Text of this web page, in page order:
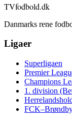
TVfodbold.dk
Danmarks rene
Ligaer
Superligaen
Premier
Champions
1. division